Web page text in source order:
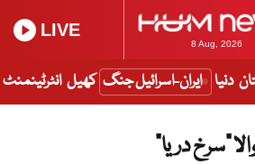
8 Aug, 2026
LIVE
دنیا ایران-اسرائیل جنگ کھیل انٹرٹینمنٹ
“سرخ دریا”